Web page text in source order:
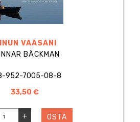
VAASANI
BÄCKMAN
952-7005-08-8
33,50 €
+ OSTA